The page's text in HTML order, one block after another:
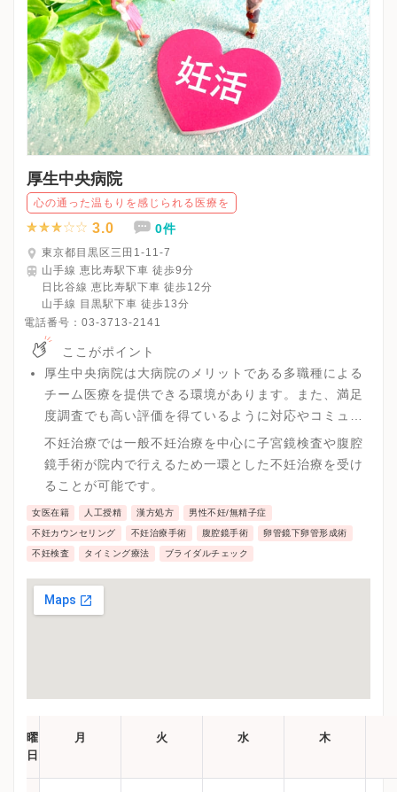
厚生中央病院
心の通った温もりを感じられる医療を
3.0 0件
東京都目黒区三田1-11-7
山手線 恵比寿駅下車 徒歩9分
日比谷線 恵比寿駅下車 徒歩12分
山手線 目黒駅下車 徒歩13分
電話番号： 03-3713-2141
ここがポイント
厚生中央病院は大病院のメリットである多職種による
チーム医療を提供できる環境があります。また、満足
度調査でも高い評価を得ているように対応やコミュニ
ケーションが丁寧で好印象を持てる病院です。
不妊治療では一般不妊治療を中心に子宮鏡検査や腹腔
鏡手術が院内で行えるため一環とした不妊治療を受け
ることが可能です。
女医在籍 人工授精 漢方処方 男性不妊/無精子症
不妊カウンセリング 不妊治療手術 腹腔鏡手術 卵管鏡下卵管形成術
不妊検査 タイミング療法 ブライダルチェック
曜
日
月 火 水 木